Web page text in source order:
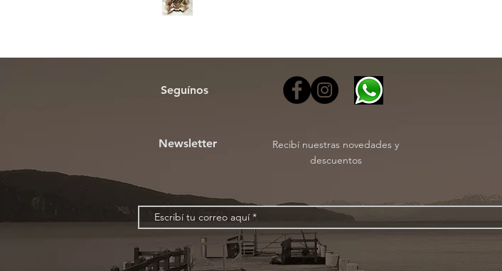
Seguínos
Newsletter
Recibí nuestras novedades y
descuentos